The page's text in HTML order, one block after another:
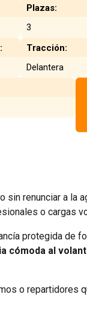
Plazas:
3
Tracción:
Delantera
renunciar a la
o cargas
protegida de
cómoda al
o repartidores